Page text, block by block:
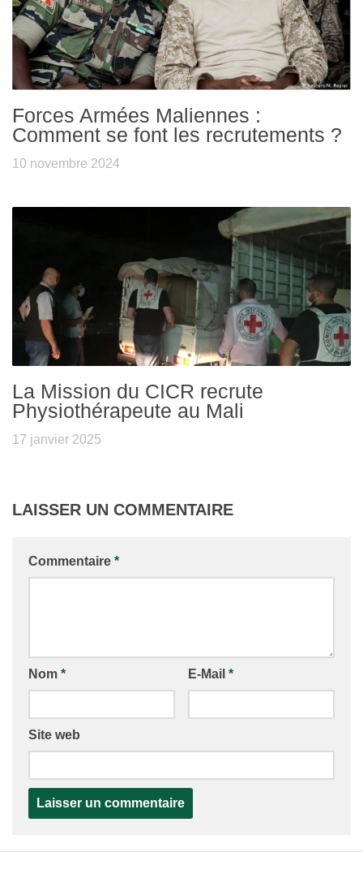
Forces Armées Maliennes :
Comment se font les recrutements ?
10 novembre 2024
La Mission du CICR recrute
Physiothérapeute au Mali
17 janvier 2025
LAISSER UN COMMENTAIRE
Commentaire *
Nom * E-Mail *
Site web